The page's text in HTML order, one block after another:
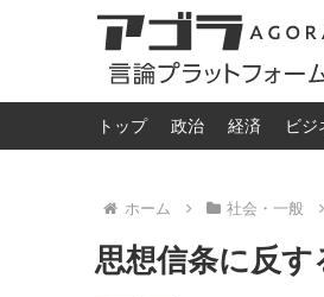
トップ 政治 経済 ビジ
ホーム 社会・一般
思想信条に反